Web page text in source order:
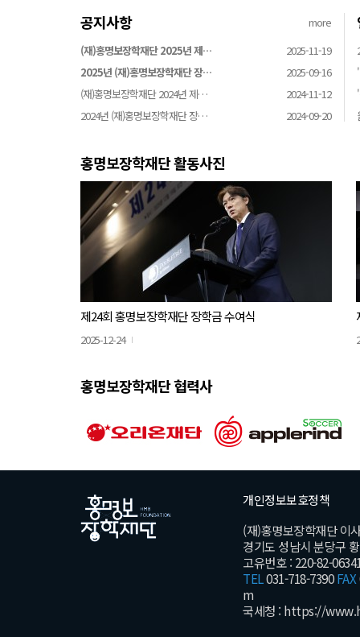
공지사항
more
(재)홍명보장학재단 2025년 제…
2025-11-19
2025년 (재)홍명보장학재단 장…
2025-09-16
(재)홍명보장학재단 2024년 제…
2024-11-12
2024년 (재)홍명보장학재단 장…
2024-09-20
홍명보장학재단 활동사진
제24회 홍명보장학재단 장학금 수여식
2025-12-24
홍명보장학재단 협력사
개인정보보호정책
(재)홍명보장학재단 이
경기도 성남시 분당구
고유번호 : 220-82-
TEL031-718-7390FAX
m
국세청 : https://